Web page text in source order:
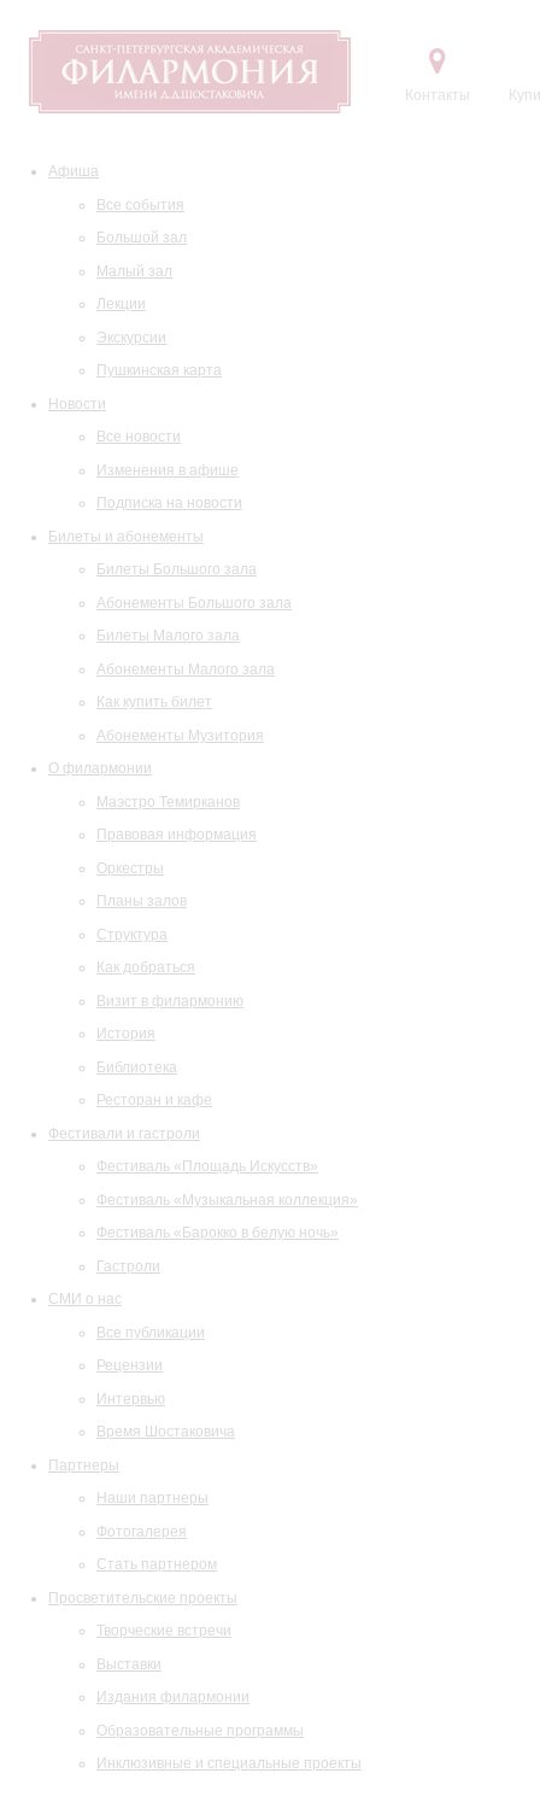
Контакты
Афиша
Все события
Большой зал
Малый зал
Лекции
Экскурсии
Пушкинская карта
Новости
Все новости
Изменения в афише
Подписка на новости
Билеты и абонементы
Билеты Большого зала
Абонементы Большого зала
Билеты Малого зала
Абонементы Малого зала
Как купить билет
Абонементы Музитория
О филармонии
Маэстро Темирканов
Правовая информация
Оркестры
Планы залов
Структура
Как добраться
Визит в филармонию
История
Библиотека
Ресторан и кафе
Фестивали и гастроли
Фестиваль «Площадь Искусств»
Фестиваль «Музыкальная коллекция»
Фестиваль «Барокко в белую ночь»
Гастроли
СМИ о нас
Все публикации
Рецензии
Интервью
Время Шостаковича
Партнеры
Наши партнеры
Фотогалерея
Стать партнером
Просветительские проекты
Творческие встречи
Выставки
Издания филармонии
Образовательные программы
Инклюзивные и специальные проекты